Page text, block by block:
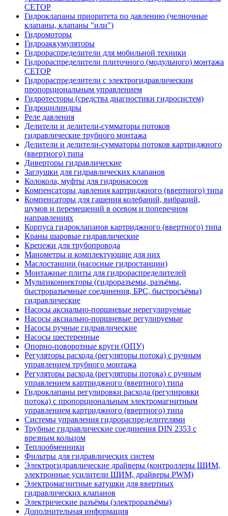
CETOP
Гидроклапаны приоритета по давлению (челночные
клапаны, клапаны "или")
Гидромоторы
Гидроаккумуляторы
Гидрораспределители для мобильной техники
Гидрораспределители плиточного (модульного) монтажа
СЕТОР
Гидрораспределители с электрогидравлическим
пропорциональным управлением
Гидротесторы (средства диагностики гидросистем)
Гидроцилиндры
Реле давления
Делители и делители-сумматоры потоков
гидравлические трубного монтажа
Делители и делители-сумматоры потоков картриджного
(ввертного) типа
Диверторы гидравлические
Заглушки для гидравлических клапанов
Колокола, муфты для гидронасосов
Компенсаторы давления картриджного (ввертного) типа
Компенсаторы для гашения колебаний, вибраций,
шумов и перемещений в осевом и поперечном
направлениях
Корпуса гидроклапанов картриджного (ввертного) типа
Краны шаровые гидравлические
Крепежи для трубопровода
Манометры и комплектующие для них
Маслостанции (насосные гидростанции)
Монтажные плиты для гидрораспределителей
Мультиконнекторы (гидроразъемы, разъёмы,
быстроразъемные соединения, БРС, быстросъёмы)
гидравлические
Насосы аксиально-поршневые нерегулируемые
Насосы аксиально-поршневые регулируемые
Насосы ручные гидравлические
Насосы шестеренные
Опорно-поворотные круги (ОПУ)
Регуляторы расхода (регуляторы потока) с ручным
управлением трубного монтажа
Регуляторы расхода (регуляторы потока) с ручным
управлением картриджного (ввертного) типа
Гидроклапаны регулировки расхода (регулировки
потока) с пропорциональным электромагнитным
управлением картриджного (ввертного) типа
Системы управления гидрораспределителями
Трубные гидравлические соединения DIN 2353 с
врезным кольцом
Теплообменники
Фильтры для гидравлических систем
Электрогидравлические драйверы (контроллеры ШИМ,
электронные усилители ШИМ, драйверы PWM)
Электромагнитные катушки для ввертных
гидравлических клапанов
Электрические разъёмы (электроразъёмы)
Дополнительная информация